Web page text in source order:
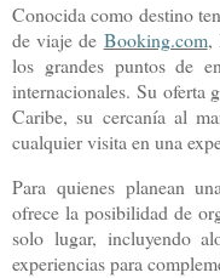
Conocida como destino
de viaje de Booking.com,
los grandes puntos de
internacionales. Su oferta
Caribe, su cercanía al
cualquier visita en una
Para quienes planean
ofrece la posibilidad de
solo lugar, incluyendo
experiencias para